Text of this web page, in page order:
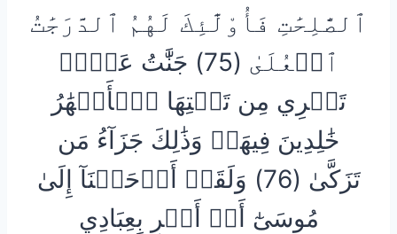
ٱلصَّٰلِحَٰتِ فَأُوْلَٰٓئِكَ لَهُمُ ٱلدَّرَجَٰتُ
ٱلۡعُلَىٰ (75) جَنَّٰتُ عَدۡنٖ
تَجۡرِي مِن تَحۡتِهَا ٱلۡأَنۡهَٰرُ
خَٰلِدِينَ فِيهَاۚ وَذَٰلِكَ جَزَآءُ مَن
تَزَكَّىٰ (76) وَلَقَدۡ أَوۡحَيۡنَآ إِلَىٰ
مُوسَىٰٓ أَنۡ أَسۡرِ بِعِبَادِي